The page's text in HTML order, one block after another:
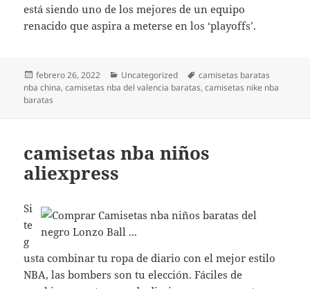
está siendo uno de los mejores de un equipo
renacido que aspira a meterse en los ‘playoffs’.
Publicado
el
febrero 26, 2022 Categorías
Uncategorized Etiquetas
camisetas baratas
nba china,camisetas nba del valencia baratas,camisetas nike nba
baratas
camisetas nba niños
aliexpress
Si
te
g
usta combinar tu ropa de diario con el mejor estilo
NBA, las bombers son tu elección. Fáciles de